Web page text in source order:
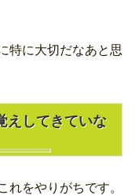
特に大切だなあと思
えしてきていな
れをやりがちです。